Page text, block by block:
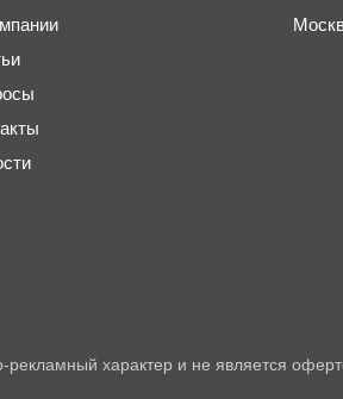
характер и не является